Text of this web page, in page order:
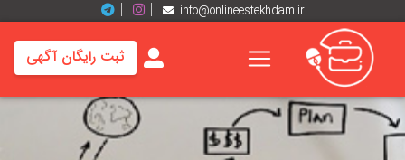
info@onlineestekhdam.ir
خانه
فرصت
ثبت رایگان آگهی